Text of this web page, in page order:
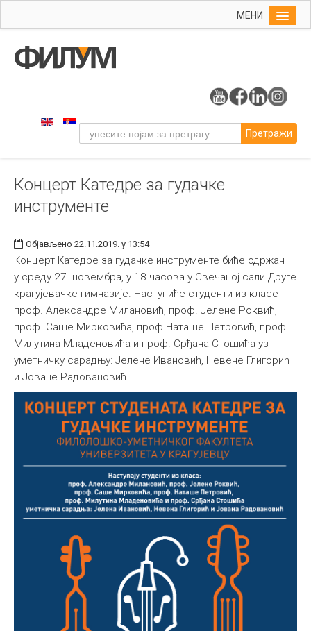
МЕНИ
Упис
Уметност
Музичка уметност
Примењена и ликовна уметност
Издаваштво
Библиотека
Студенти
Међународна
Претражи
Концерт Катедре за гудачке
инструменте
Објављено 22.11.2019. у 13:54
Концерт Катедре за гудачке инструменте биће одржан
у среду 27. новембра, у 18 часова у Свечаној сали Друге
крагујевачке гимназије. Наступиће студенти из класе
проф. Александре Милановић, проф. Јелене Роквић,
проф. Саше Мирковића, проф.Наташе Петровић, проф.
Милутина Младеновића и проф. Срђана Стошића уз
уметничку сарадњу: Јелене Ивановић, Невене Глигорић
и Јоване Радовановић.